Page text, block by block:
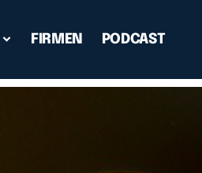
FIRMEN PODCAST